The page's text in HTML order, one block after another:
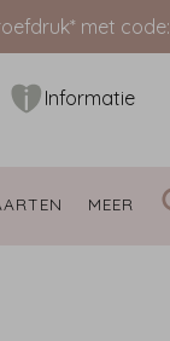
met code:
Informatie
MEER